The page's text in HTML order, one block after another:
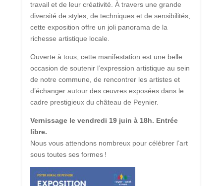
travail et de leur créativité. À travers une grande
diversité de styles, de techniques et de sensibilités,
cette exposition offre un joli panorama de la
richesse artistique locale.
Ouverte à tous, cette manifestation est une belle
occasion de soutenir l’expression artistique au sein
de notre commune, de rencontrer les artistes et
d’échanger autour des œuvres exposées dans le
cadre prestigieux du château de Peynier.
Vernissage le vendredi 19 juin à 18h. Entrée
libre.
Nous vous attendons nombreux pour célébrer l’art
sous toutes ses formes !